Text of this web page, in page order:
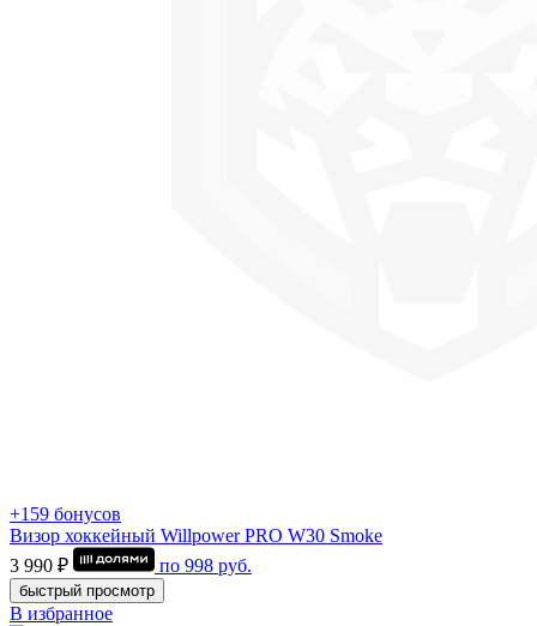
+159 бонусов
Визор хоккейный Willpower PRO W30 Smoke
3 990 ₽
по 998 руб.
быстрый просмотр
В избранное